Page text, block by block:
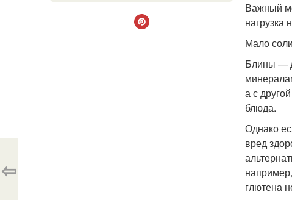
Важный
нагрузка
Мало
Блины —
а с
блюда.
Однако
вред
глютена
⇦